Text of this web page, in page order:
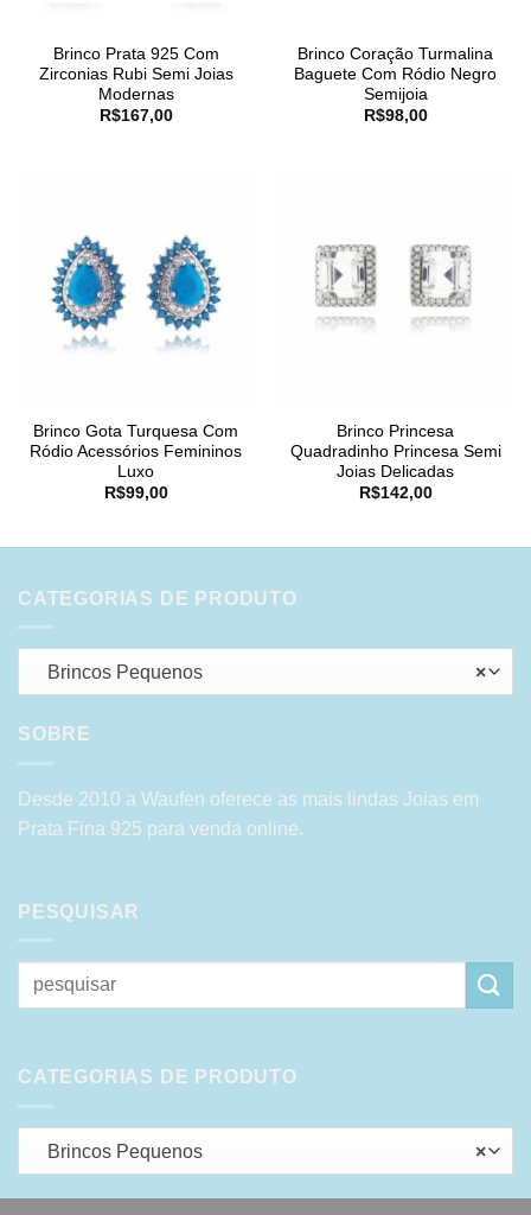
Brinco Prata 925 Com
Zirconias Rubi Semi Joias
Modernas
R$167,00
Brinco Coração Turmalina
Baguete Com Ródio Negro
Semijoia
R$98,00
Brinco Gota Turquesa Com
Ródio Acessórios Femininos
Luxo
R$99,00
Brinco Princesa
Quadradinho Princesa Semi
Joias Delicadas
R$142,00
CATEGORIAS DE PRODUTO
×
Brincos Pequenos
SOBRE
Desde 2010 a Waufen oferece as mais lindas Joias em
Prata Fina 925 para venda online.
PESQUISAR
Pesquisar
por:
CATEGORIAS DE PRODUTO
×
Brincos Pequenos